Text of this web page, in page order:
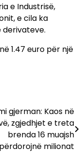
e Industrisë,
e cila ka
1.47 euro për një
gjerman: Kaos në
zgjedhjet e treta
brenda 16 muajsh
milionat